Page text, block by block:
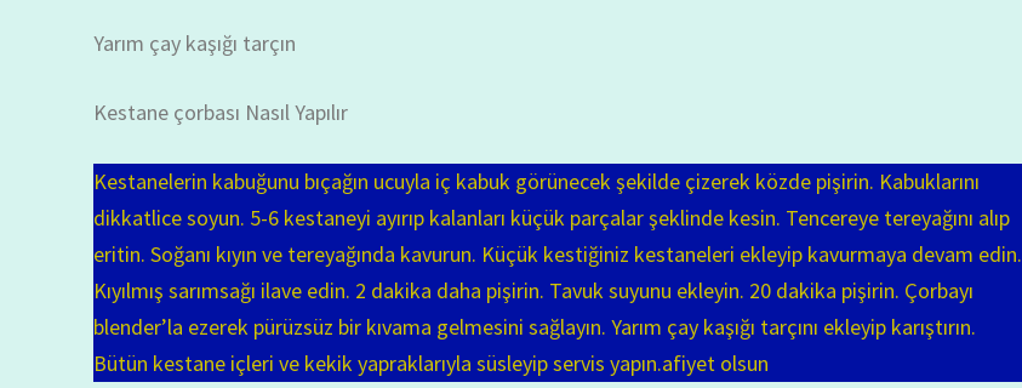
Yarım çay kaşığı tarçın
Kestane çorbası Nasıl Yapılır
Kestanelerin kabuğunu bıçağın ucuyla iç kabuk görünecek şekilde çizerek közde pişirin. Kabuklarını
dikkatlice soyun. 5-6 kestaneyi ayırıp kalanları küçük parçalar şeklinde kesin. Tencereye tereyağını alıp
eritin. Soğanı kıyın ve tereyağında kavurun. Küçük kestiğiniz kestaneleri ekleyip kavurmaya devam edin.
Kıyılmış sarımsağı ilave edin. 2 dakika daha pişirin. Tavuk suyunu ekleyin. 20 dakika pişirin. Çorbayı
blender’la ezerek pürüzsüz bir kıvama gelmesini sağlayın. Yarım çay kaşığı tarçını ekleyip karıştırın.
Bütün kestane içleri ve kekik yapraklarıyla süsleyip servis yapın.afiyet olsun